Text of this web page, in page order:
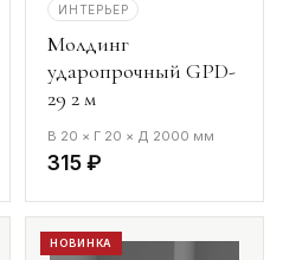
ИНТЕРЬЕР
Молдинг
ударопрочный GPD-
29 2 м
В 20 × Г 20 × Д 2000 мм
315 ₽
НОВИНКА